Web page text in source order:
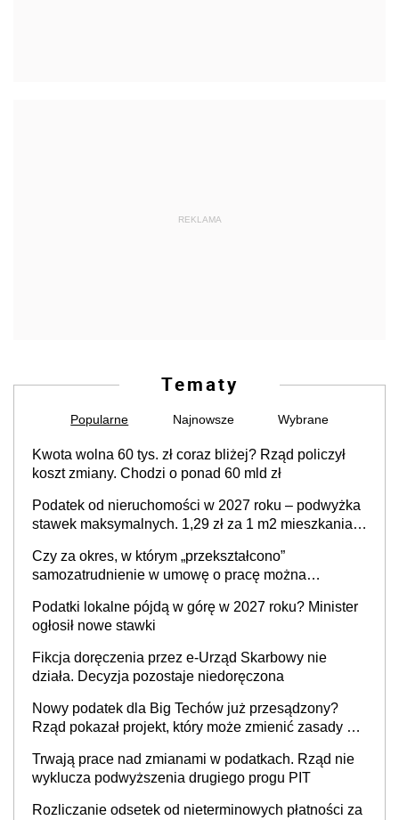
REKLAMA
Tematy
Popularne Najnowsze Wybrane
Kwota wolna 60 tys. zł coraz bliżej? Rząd policzył
koszt zmiany. Chodzi o ponad 60 mld zł
Podatek od nieruchomości w 2027 roku – podwyżka
stawek maksymalnych. 1,29 zł za 1 m2 mieszkania,
prowadzeniem działalności gospodarczej
Czy za okres, w którym „przekształcono”
samozatrudnienie w umowę o pracę można
cywilnoprawnej jedynym racjonalnym wyjściem
Podatki lokalne pójdą w górę w 2027 roku? Minister
ogłosił nowe stawki
Fikcja doręczenia przez e-Urząd Skarbowy nie
działa. Decyzja pozostaje niedoręczona
Nowy podatek dla Big Techów już przesądzony?
Rząd pokazał projekt, który może zmienić zasady gry
Trwają prace nad zmianami w podatkach. Rząd nie
wyklucza podwyższenia drugiego progu PIT
Rozliczanie odsetek od nieterminowych płatności za